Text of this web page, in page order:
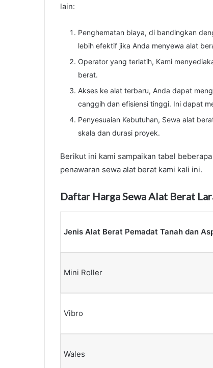
lain:
Penghematan biaya, di bandingkan
lebih efektif jika Anda menyewa alat
Operator yang terlatih, Kami
berat.
Akses ke alat terbaru, Anda dapat
canggih dan efisiensi tinggi. Ini dapat
Penyesuaian Kebutuhan, Sewa alat
skala dan durasi proyek.
Berikut ini kami sampaikan tabel
penawaran sewa alat berat kami kali ini.
Daftar Harga Sewa Alat Berat
Jenis Alat Berat Pemadat Tanah dan
Mini Roller
Vibro
Wales